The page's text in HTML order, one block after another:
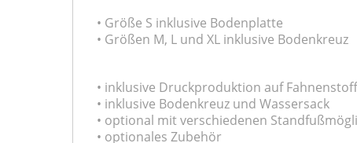
• Größe S inklusive Bodenplatte
• Größen M, L und XL inklusive Bodenkreuz
• inklusive Druckproduktion auf
• inklusive Bodenkreuz und Wassersack
• optional mit verschiedenen
• optionales Zubehör